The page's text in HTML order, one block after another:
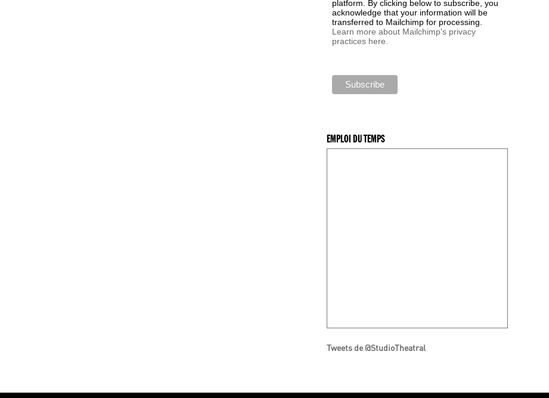
platform. By clicking below to subscribe, you
acknowledge that your information will be
transferred to Mailchimp for processing.
Learn more about Mailchimp's privacy
practices here.
EMPLOI DU TEMPS
Tweets de @StudioTheatral